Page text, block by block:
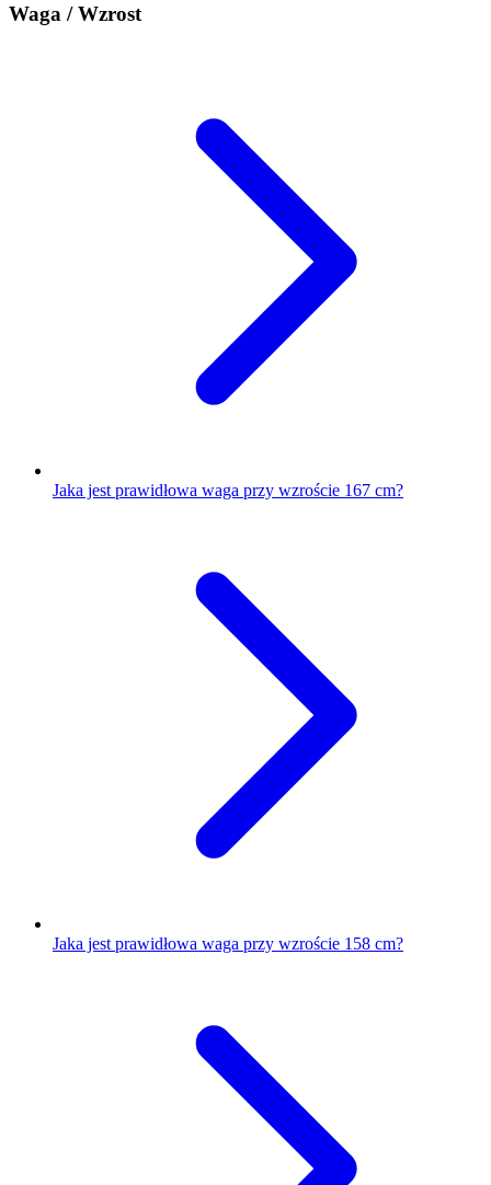
Waga / Wzrost
Jaka jest prawidłowa waga przy wzroście 167 cm?
Jaka jest prawidłowa waga przy wzroście 158 cm?